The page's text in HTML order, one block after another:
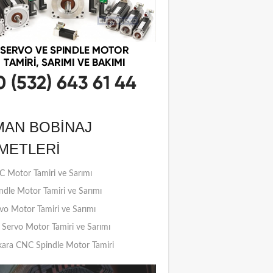
BOBINAJ
Motor Tamiri ve Sarımı
Motor Tamiri ve Sarımı
Motor Tamiri ve Sarımı
Motor Tamiri ve Sarımı
CNC Spindle Motor Tamiri